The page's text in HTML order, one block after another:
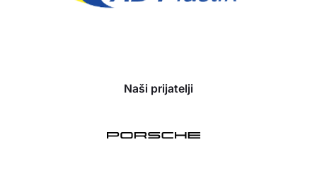
Naši prijatelji